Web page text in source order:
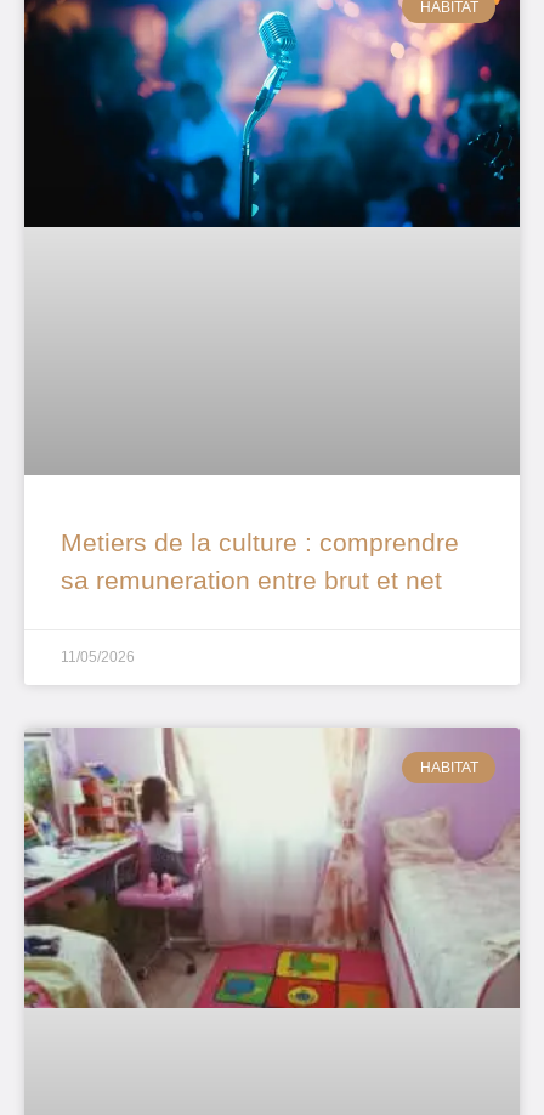
HABITAT
Metiers de la culture : comprendre
sa remuneration entre brut et net
11/05/2026
HABITAT